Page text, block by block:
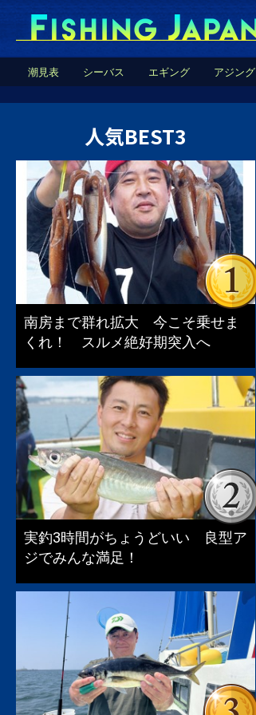
潮見表 シーバス エギング アジング
人気BEST3
南房まで群れ拡大 今こそ乗せま
くれ！ スルメ絶好期突入へ
実釣3時間がちょうどいい 良型ア
ジでみんな満足！